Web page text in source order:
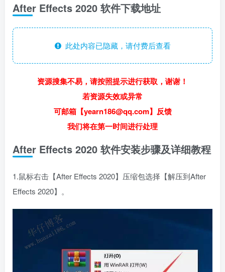
After Effects 2020 软件下载地址
此处内容已隐藏，请付费后查看
资源搜集不易，请按照提示进行获取，谢谢！
若资源失效或异常
可邮箱【yearn186@qq.com】反馈
我们将在第一时间进行处理
After Effects 2020 软件安装步骤及详细教程
1.鼠标右击【After Effects 2020】压缩包选择【解压到After
Effects 2020】。